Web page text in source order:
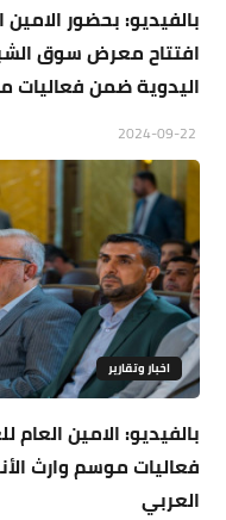
بالفيديو: بحضور
افتتاح معرض سوق
اليدوية ضمن فعاليات
اخبار وتقارير
بالفيديو: الامين
فعاليات موسم وارث
العربي